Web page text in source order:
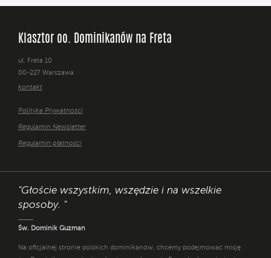
Klasztor oo. Dominikanów na Freta
ul. Freta 10
00-227 Warszawa
kontakt
Polityka Prywatności
Regulamin Newsletter
Regulamin płatności
"Głoście wszystkim, wszędzie i na wszelkie
sposoby. "
Św. Dominik Guzman
Na oficjalnej stronie polskich dominikanów, chcemy podejmować misję